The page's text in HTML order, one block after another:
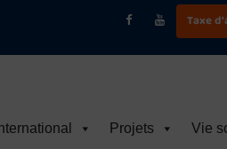
Taxe
Projets Vie